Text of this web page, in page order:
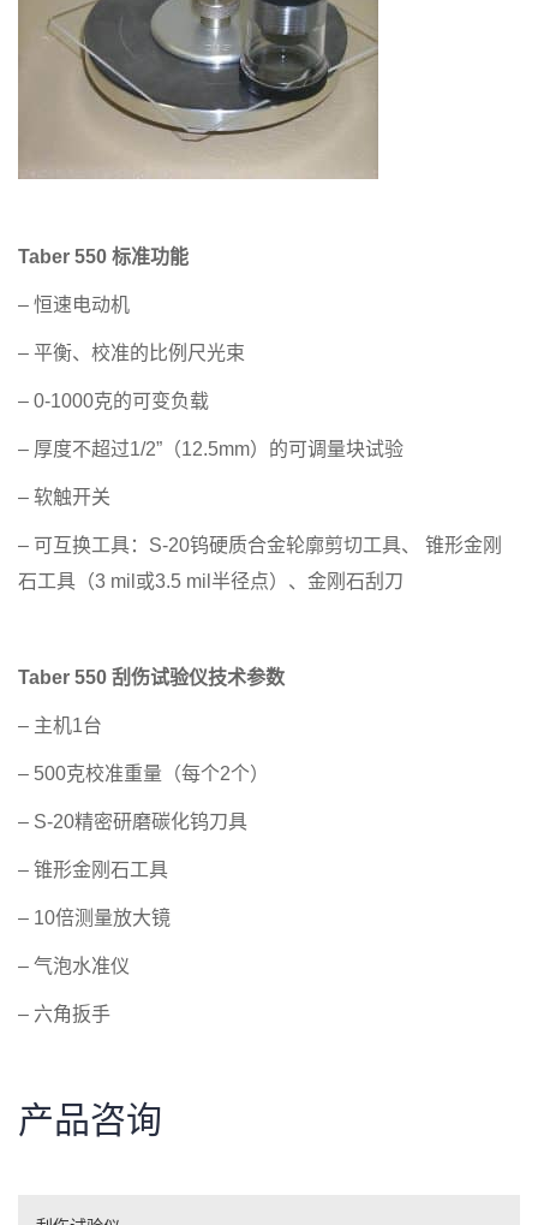
Taber 550 标准功能
– 恒速电动机
– 平衡、校准的比例尺光束
– 0-1000克的可变负载
– 厚度不超过1/2”（12.5mm）的可调量块试验
– 软触开关
– 可互换工具：S-20钨硬质合金轮廓剪切工具、 锥形金刚
石工具（3 mil或3.5 mil半径点）、金刚石刮刀
Taber 550 刮伤试验仪技术参数
– 主机1台
– 500克校准重量（每个2个）
– S-20精密研磨碳化钨刀具
– 锥形金刚石工具
– 10倍测量放大镜
– 气泡水准仪
– 六角扳手
产品咨询